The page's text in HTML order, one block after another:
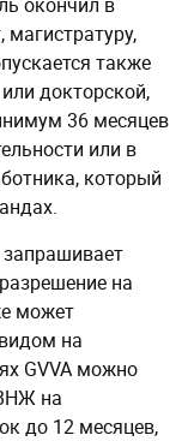
также
докторской,
36 месяцев
или в
который
запрашивает
на
может
на
GVVA можно
на
до 12 месяцев,